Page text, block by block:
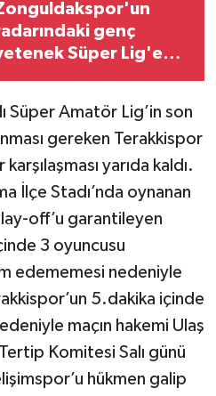
genç
Süper Lig'e
Süper Amatör Lig’in son
gereken Terakkispor
yarıda kaldı.
İlçe Stadı’nda oynanan
off’u garantileyen
3 oyuncusu
edememesi nedeniyle
5.dakika içinde
maçın hakemi Ulaş
Komitesi Salı günü
hükmen galip